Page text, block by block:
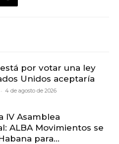
por votar una ley
Unidos aceptaría
- 4 de agosto de 2026
IV Asamblea
ALBA Movimientos se
para...